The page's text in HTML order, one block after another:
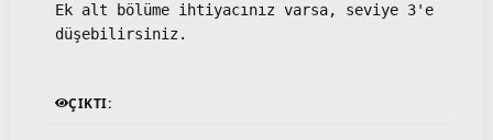
Ek alt bölüme ihtiyacınız varsa, seviye 3'e
düşebilirsiniz.
ÇIKTI: